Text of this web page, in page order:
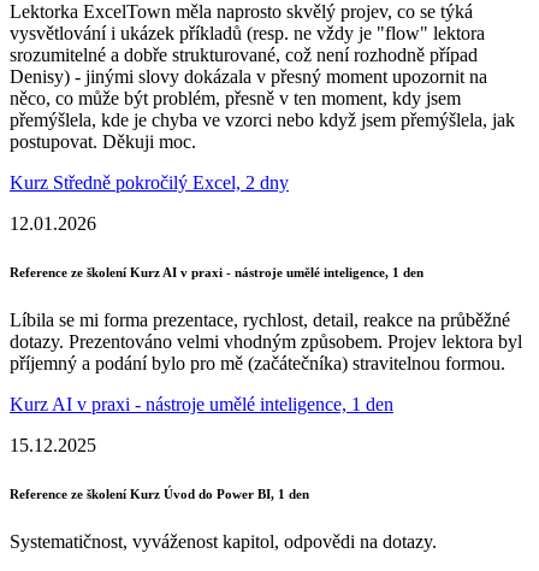
Lektorka ExcelTown měla naprosto skvělý projev, co se týká
vysvětlování i ukázek příkladů (resp. ne vždy je "flow" lektora
srozumitelné a dobře strukturované, což není rozhodně případ
Denisy) - jinými slovy dokázala v přesný moment upozornit na
něco, co může být problém, přesně v ten moment, kdy jsem
přemýšlela, kde je chyba ve vzorci nebo když jsem přemýšlela, jak
postupovat. Děkuji moc.
Kurz Středně pokročilý Excel, 2 dny
12.01.2026
Reference ze školení Kurz AI v praxi - nástroje umělé inteligence, 1 den
Líbila se mi forma prezentace, rychlost, detail, reakce na průběžné
dotazy. Prezentováno velmi vhodným způsobem. Projev lektora byl
příjemný a podání bylo pro mě (začátečníka) stravitelnou formou.
Kurz AI v praxi - nástroje umělé inteligence, 1 den
15.12.2025
Reference ze školení Kurz Úvod do Power BI, 1 den
Systematičnost, vyváženost kapitol, odpovědi na dotazy.